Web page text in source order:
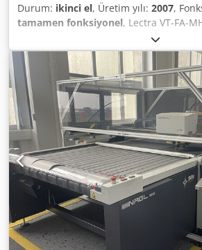
Durum: ikinci el, Üretim yılı: 2007,
tamamen fonksiyonel, Lectra VT-FA-
makinesi genişlik: 170 cm Dcedpjwzxz
185 cm çıkış bandı: 200 cm
cm CNC kontrol